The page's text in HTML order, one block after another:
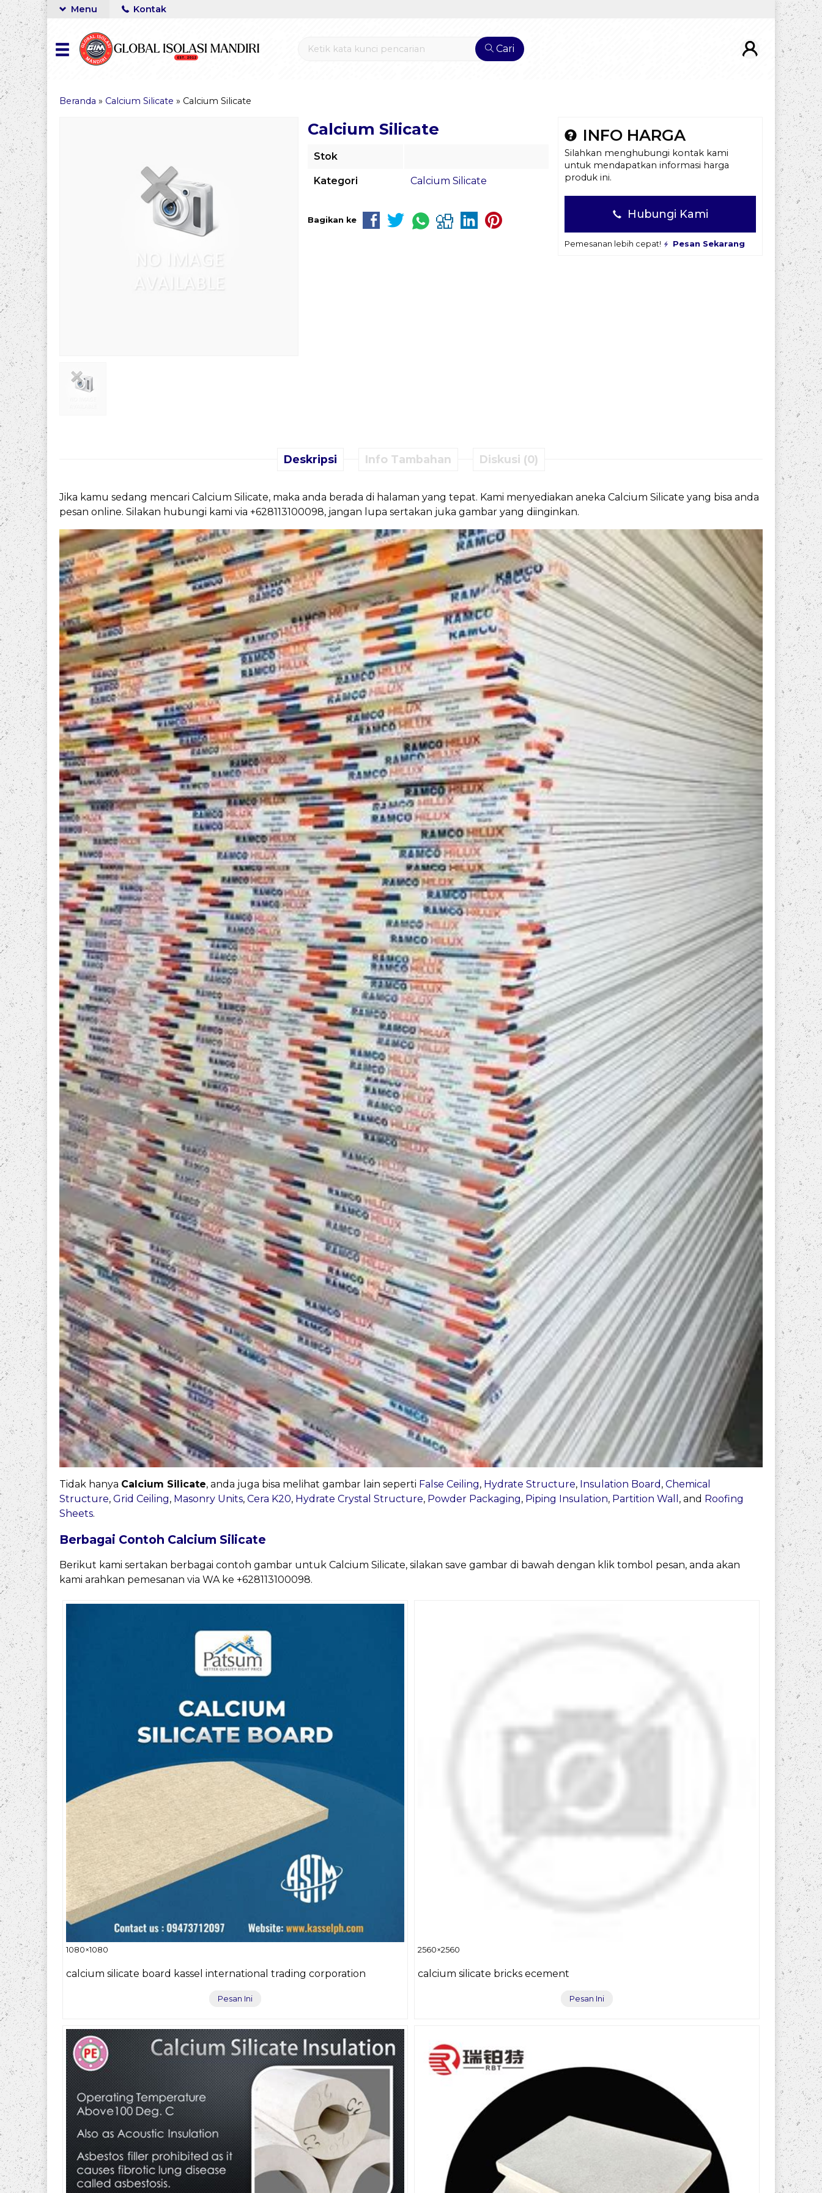
Menu Kontak
Cari
Beranda » Calcium Silicate » Calcium Silicate
Calcium Silicate
Stok
Kategori Calcium Silicate
INFO HARGA
Silahkan menghubungi kontak kami
untuk mendapatkan informasi harga
produk ini.
Hubungi Kami
Pemesanan lebih cepat! Pesan Sekarang
Bagikan ke
Deskripsi Info Tambahan Diskusi (0)
Jika kamu sedang mencari Calcium Silicate, maka anda berada di halaman yang tepat. Kami menyediakan aneka Calcium Silicate yang bisa anda
pesan online. Silakan hubungi kami via +628113100098, jangan lupa sertakan juka gambar yang diinginkan.
Tidak hanya Calcium Silicate, anda juga bisa melihat gambar lain seperti False Ceiling, Hydrate Structure, Insulation Board , Chemical
Structure, Grid Ceiling, Masonry Units, Cera K20, Hydrate Crystal Structure, Powder Packaging, Piping Insulation, Partition Wall , and Roofing
Sheets.
Berbagai Contoh Calcium Silicate
Berikut kami sertakan berbagai contoh gambar untuk Calcium Silicate, silakan save gambar di bawah dengan klik tombol pesan, anda akan
kami arahkan pemesanan via WA ke +628113100098.
1080×1080
calcium silicate board kassel international trading corporation
Pesan Ini
2560×2560
calcium silicate bricks ecement
Pesan Ini